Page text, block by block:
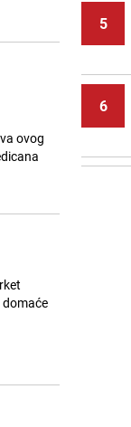
ovog
5
6